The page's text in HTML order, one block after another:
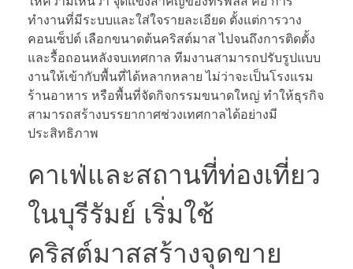
ทำงานที่มีระบบและใส่ใจรายละเอียด ตั้งแต่การวาง
คอนเซ็ปต์ เลือกขนาดต้นคริสต์มาส ไปจนถึงการติดตั้ง
และรื้อถอนหลังจบเทศกาล ทีมงานสามารถปรับรูปแบบ
งานให้เข้ากับพื้นที่ได้หลากหลาย ไม่ว่าจะเป็นโรงแรม
ร้านอาหาร หรือพื้นที่จัดกิจกรรมขนาดใหญ่ ทำให้ธุรกิจ
สามารถสร้างบรรยากาศช่วงเทศกาลได้อย่างมี
ประสิทธิภาพ
คาเฟ่และสถานที่ท่องเที่ยว
ในบุรีรัมย์ เริ่มใช้
คริสต์มาสสร้างจุดขาย